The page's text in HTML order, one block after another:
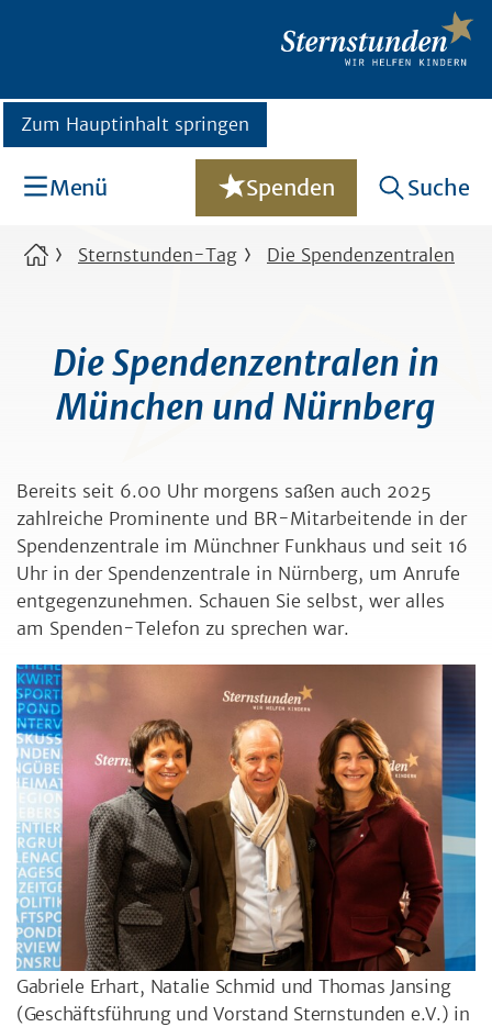
Zum Hauptinhalt springen
Menü Spenden Suche
Sternstunden-Tag Die Spendenzentralen
Die Spendenzentralen in
München und Nürnberg
Bereits seit 6.00 Uhr morgens saßen auch 2025
zahlreiche Prominente und BR-Mitarbeitende in der
Spendenzentrale im Münchner Funkhaus und seit 16
Uhr in der Spendenzentrale in Nürnberg, um Anrufe
entgegenzunehmen. Schauen Sie selbst, wer alles
am Spenden-Telefon zu sprechen war.
Gabriele Erhart, Natalie Schmid und Thomas Jansing
(Geschäftsführung und Vorstand Sternstunden e.V.) in